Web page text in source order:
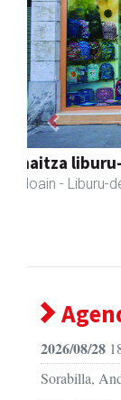
Ondarreta
Andoain -
Previous
2026/08/28
Sorabilla,